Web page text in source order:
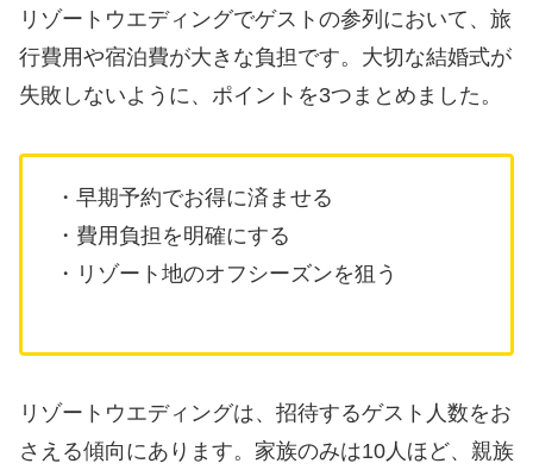
リゾートウエディングでゲストの参列において、旅
行費用や宿泊費が大きな負担です。大切な結婚式が
失敗しないように、ポイントを3つまとめました。
・早期予約でお得に済ませる
・費用負担を明確にする
・リゾート地のオフシーズンを狙う
リゾートウエディングは、招待するゲスト人数をお
さえる傾向にあります。家族のみは10人ほど、親族